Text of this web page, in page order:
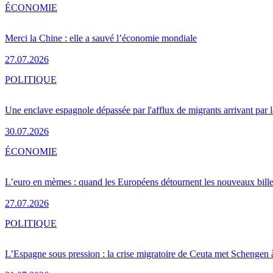
Merci la Chine : elle a sauvé l’économie mondiale
27.07.2026
ÉCONOMIE
Une enclave espagnole dépassée par l'afflux de migrants arrivant par
30.07.2026
POLITIQUE
L’euro en mèmes : quand les Européens détournent les nouveaux
27.07.2026
ÉCONOMIE
L’Espagne sous pression : la crise migratoire de Ceuta met Schengen
POLITIQUE